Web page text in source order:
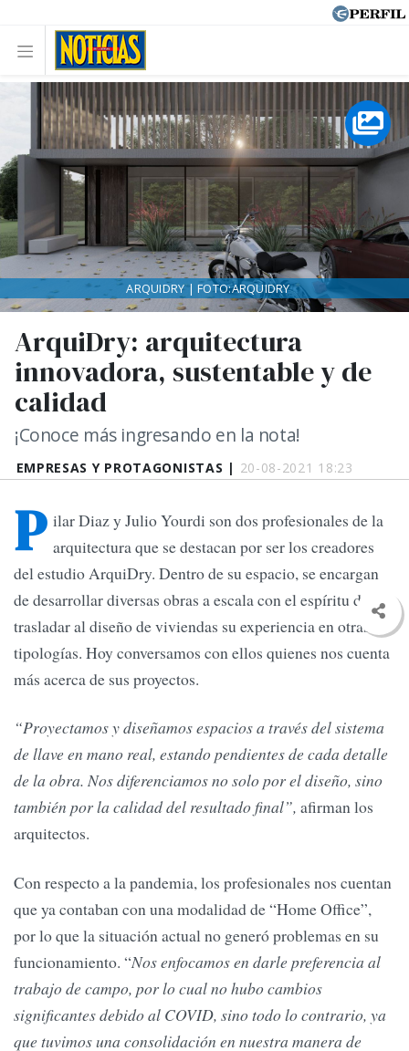
EMPRESAS Y PROTAGONISTAS | 20-08-2021 18:23
ArquiDry: arquitectura
innovadora, sustentable y de
calidad
¡Conoce más ingresando en la nota!
ARQUIDRY | FOTO:ARQUIDRY
P ilar Diaz y Julio Yourdi son dos profesionales de la
arquitectura que se destacan por ser los creadores
del estudio ArquiDry. Dentro de su espacio, se encargan
de desarrollar diversas obras a escala con el espíritu de
trasladar al diseño de viviendas su experiencia en otras
tipologías. Hoy conversamos con ellos quienes nos cuenta
más acerca de sus proyectos.
“Proyectamos y diseñamos espacios a través del sistema
de llave en mano real, estando pendientes de cada detalle
de la obra. Nos diferenciamos no solo por el diseño, sino
también por la calidad del resultado final”, afirman los
arquitectos.
Con respecto a la pandemia, los profesionales nos cuentan
que ya contaban con una modalidad de “Home Office”,
por lo que la situación actual no generó problemas en su
funcionamiento. “Nos enfocamos en darle preferencia al
trabajo de campo, por lo cual no hubo cambios
significantes debido al COVID, sino todo lo contrario, ya
que tuvimos una consolidación en nuestra manera de